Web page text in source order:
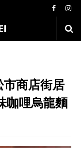
商店街居
哩烏龍麵